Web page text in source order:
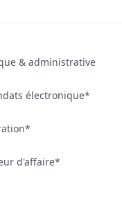
& administrative
électronique*
d'affaire*